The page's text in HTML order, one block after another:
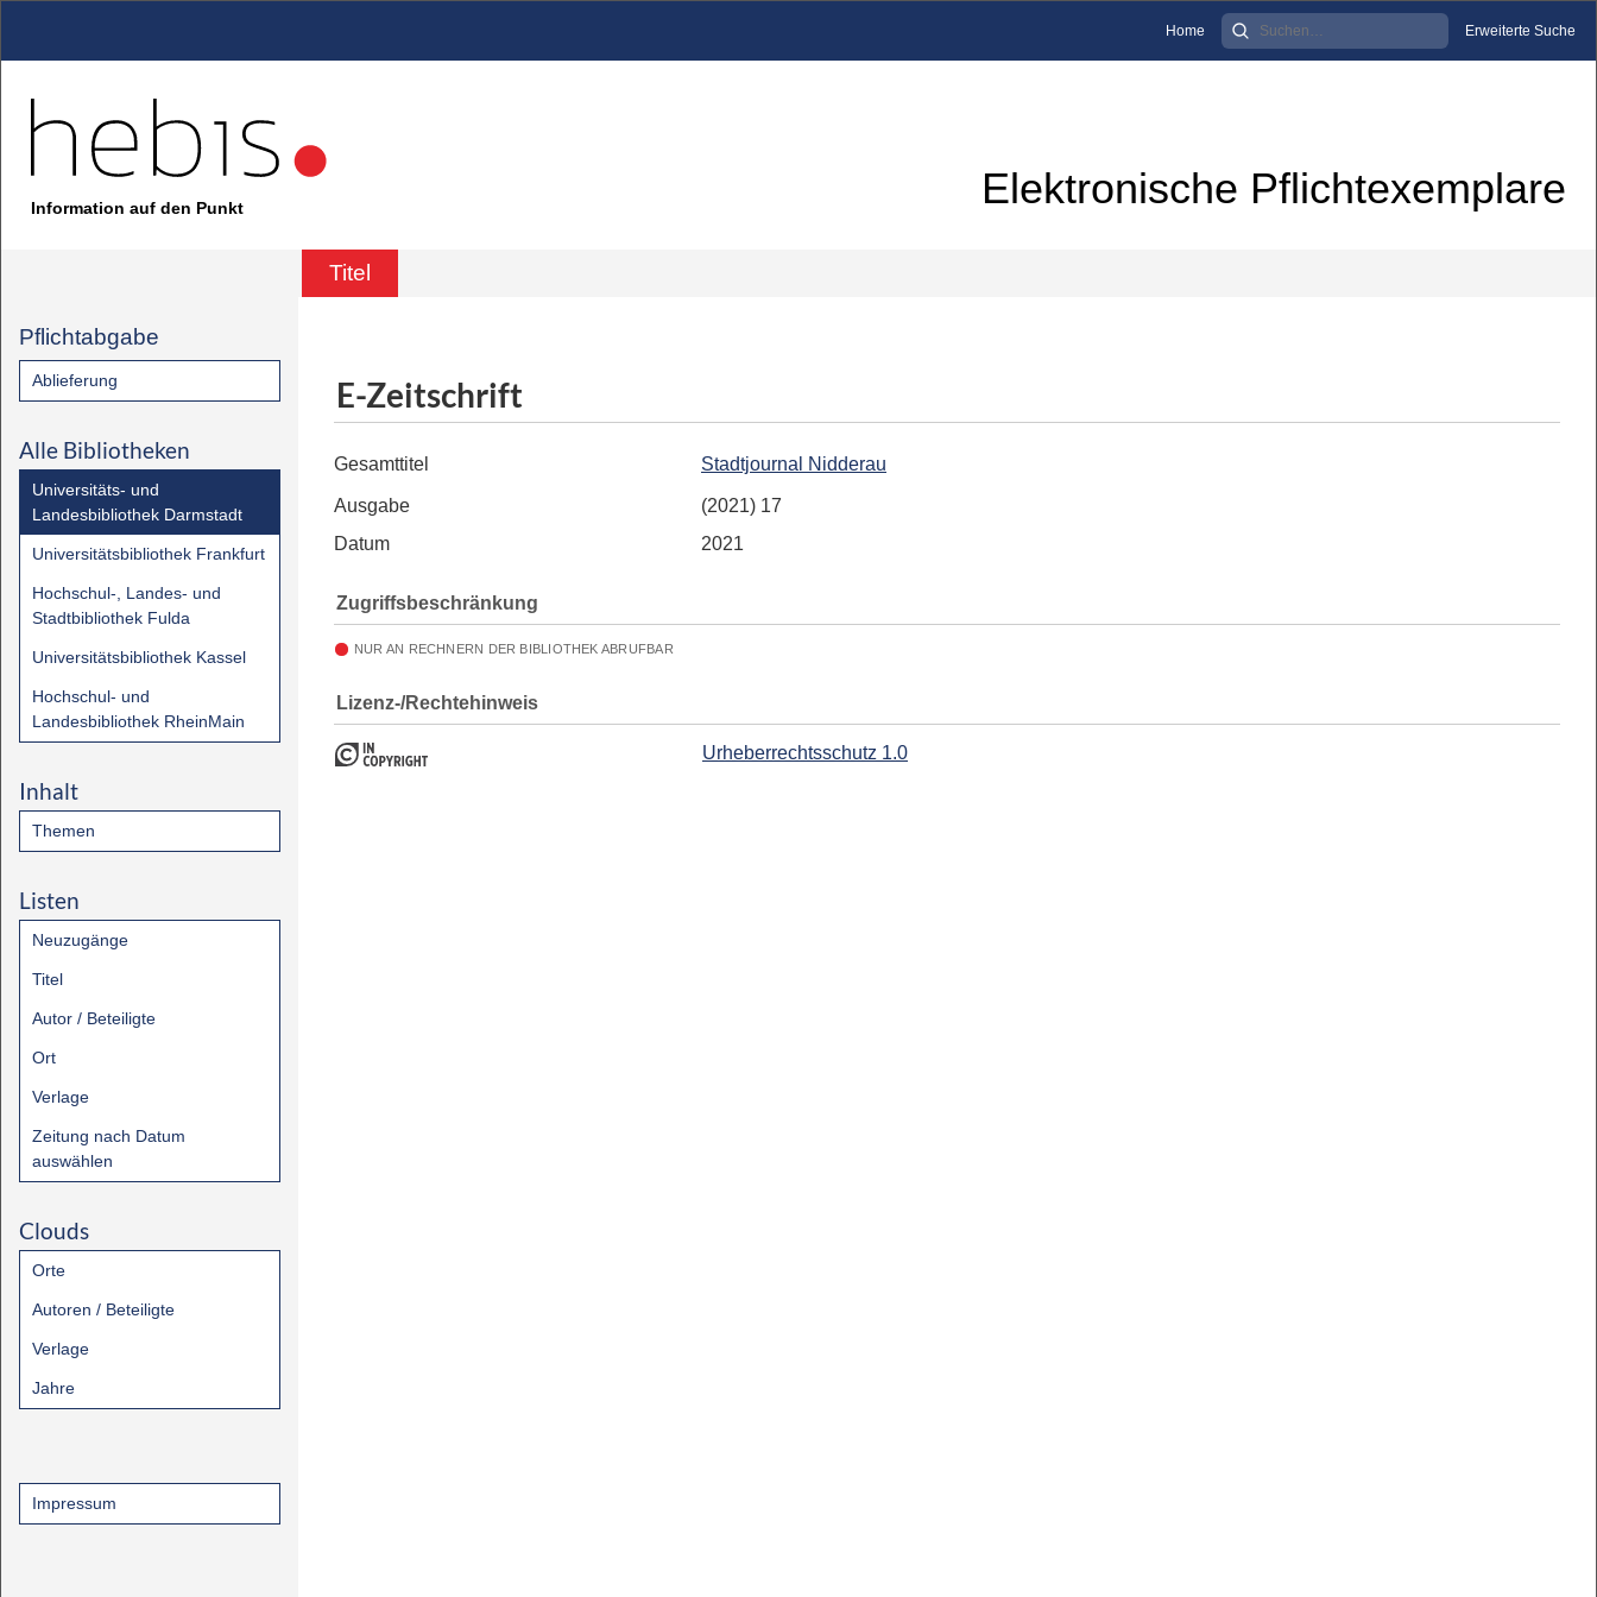
Home Erweiterte Suche
Information auf den Punkt Elektronische Pflichtexemplare
Titel
Pflichtabgabe
Ablieferung
Alle Bibliotheken
Universitäts- und
Landesbibliothek Darmstadt
Universitätsbibliothek Frankfurt
Hochschul-, Landes- und
Stadtbibliothek Fulda
Universitätsbibliothek Kassel
Hochschul- und
Landesbibliothek RheinMain
Inhalt
Themen
Listen
Neuzugänge
Titel
Autor / Beteiligte
Ort
Verlage
Zeitung nach Datum
auswählen
Clouds
Orte
Autoren / Beteiligte
Verlage
Jahre
Impressum
E-Zeitschrift
Gesamttitel Stadtjournal Nidderau
Ausgabe
(2021) 17
Datum
2021
Zugriffsbeschränkung
NUR AN RECHNERN DER BIBLIOTHEK ABRUFBAR
Lizenz-/Rechtehinweis
Urheberrechtsschutz 1.0